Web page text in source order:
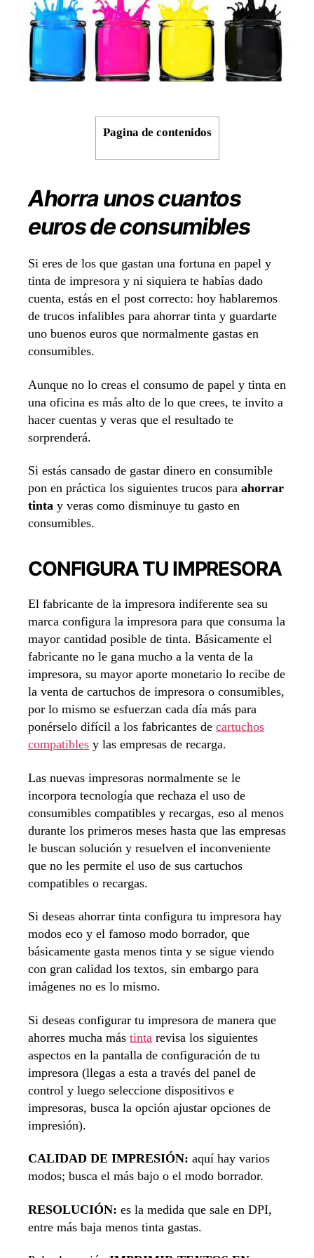
l
a
t
l
a
t
a
Pagina de contenidos
Ahorra unos cuantos
euros de consumibles
Si eres de los que gastan una fortuna en papel y
tinta de impresora y ni siquiera te habías dado
cuenta, estás en el post correcto: hoy hablaremos
de trucos infalibles para ahorrar tinta y guardarte
uno buenos euros que normalmente gastas en
consumibles.
Aunque no lo creas el consumo de papel y tinta en
una oficina es más alto de lo que crees, te invito a
hacer cuentas y veras que el resultado te
sorprenderá.
Si estás cansado de gastar dinero en consumible
pon en práctica los siguientes trucos para ahorrar
tinta y veras como disminuye tu gasto en
consumibles.
CONFIGURA TU IMPRESORA
El fabricante de la impresora indiferente sea su
marca configura la impresora para que consuma la
mayor cantidad posible de tinta. Básicamente el
fabricante no le gana mucho a la venta de la
impresora, su mayor aporte monetario lo recibe de
la venta de cartuchos de impresora o consumibles,
por lo mismo se esfuerzan cada día más para
ponérselo difícil a los fabricantes de cartuchos
compatibles y las empresas de recarga.
Las nuevas impresoras normalmente se le
incorpora tecnología que rechaza el uso de
consumibles compatibles y recargas, eso al menos
durante los primeros meses hasta que las empresas
le buscan solución y resuelven el inconveniente
que no les permite el uso de sus cartuchos
compatibles o recargas.
Si deseas ahorrar tinta configura tu impresora hay
modos eco y el famoso modo borrador, que
básicamente gasta menos tinta y se sigue viendo
con gran calidad los textos, sin embargo para
imágenes no es lo mismo.
Si deseas configurar tu impresora de manera que
ahorres mucha más tinta revisa los siguientes
aspectos en la pantalla de configuración de tu
impresora (llegas a esta a través del panel de
control y luego seleccione dispositivos e
impresoras, busca la opción ajustar opciones de
impresión).
CALIDAD DE IMPRESIÓN: aquí hay varios
modos; busca el más bajo o el modo borrador.
RESOLUCIÓN: es la medida que sale en DPI,
entre más baja menos tinta gastas.